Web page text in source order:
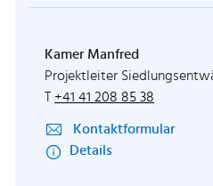
Kamer Manfred
Projektleiter
T +41 41 208 85 38
Kontaktformular
Details